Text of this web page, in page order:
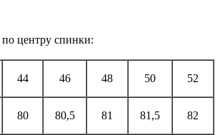
центру спинки:
44 46 48 50 52
80 80,5 81 81,5 82